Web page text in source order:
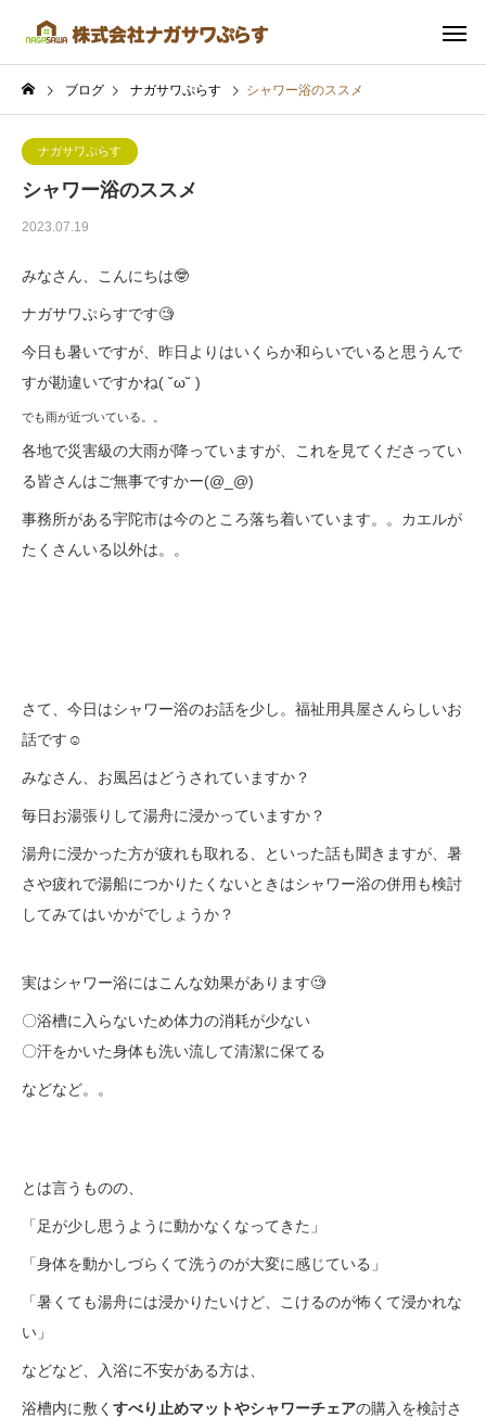
ブログ ナガサワぷらす シャワー浴のススメ
ナガサワぷらす
シャワー浴のススメ
2023.07.19
みなさん、こんにちは🤓
ナガサワぷらすです🧐
今日も暑いですが、昨日よりはいくらか和らいでいると思うんで
すが勘違いですかね( ˘ω˘ )
でも雨が近づいている。。
各地で災害級の大雨が降っていますが、これを見てくださってい
る皆さんはご無事ですかー(@_@)
事務所がある宇陀市は今のところ落ち着いています。。カエルが
たくさんいる以外は。。
さて、今日はシャワー浴のお話を少し。福祉用具屋さんらしいお
話です☺
みなさん、お風呂はどうされていますか？
毎日お湯張りして湯舟に浸かっていますか？
湯舟に浸かった方が疲れも取れる、といった話も聞きますが、暑
さや疲れで湯船につかりたくないときはシャワー浴の併用も検討
してみてはいかがでしょうか？
実はシャワー浴にはこんな効果があります🧐
〇浴槽に入らないため体力の消耗が少ない
〇汗をかいた身体も洗い流して清潔に保てる
などなど。。
とは言うものの、
「足が少し思うように動かなくなってきた」
「身体を動かしづらくて洗うのが大変に感じている」
「暑くても湯舟には浸かりたいけど、こけるのが怖くて浸かれな
い」
などなど、入浴に不安がある方は、
浴槽内に敷く すべり止めマットやシャワーチェアの購入を検討さ